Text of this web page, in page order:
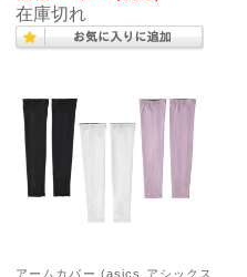
在庫切れ
アームカバー (asics アシックス